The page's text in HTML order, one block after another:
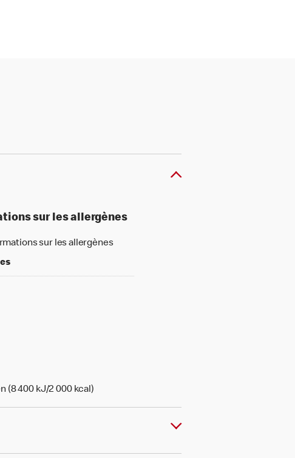
sur les allergènes
sur les allergènes
(8 400 kJ/2 000 kcal)